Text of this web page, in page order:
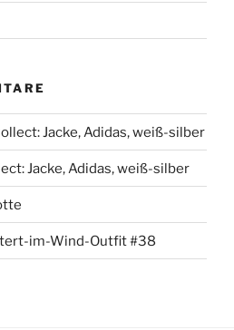
Jacke, Adidas, weiß-silber
Jacke, Adidas, weiß-silber
im-Wind-Outfit #38